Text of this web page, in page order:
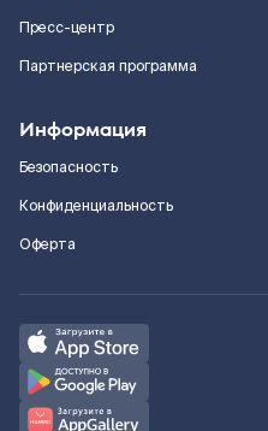
Пресс-центр
Партнерская программа
Информация
Безопасность
Конфиденциальность
Оферта